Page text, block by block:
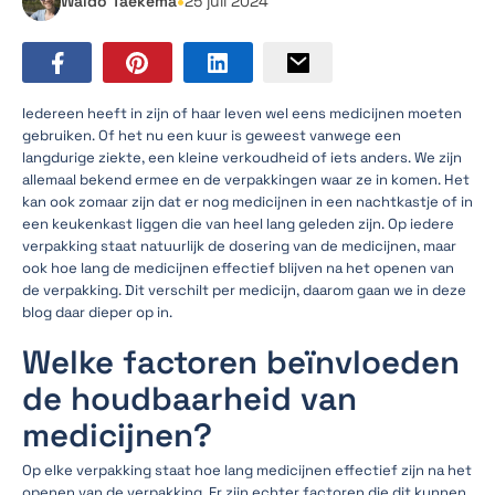
Iedereen heeft in zijn of haar leven wel eens medicijnen moeten
gebruiken. Of het nu een kuur is geweest vanwege een
langdurige ziekte, een kleine verkoudheid of iets anders. We zijn
allemaal bekend ermee en de verpakkingen waar ze in komen. Het
kan ook zomaar zijn dat er nog medicijnen in een nachtkastje of in
een keukenkast liggen die van heel lang geleden zijn. Op iedere
verpakking staat natuurlijk de dosering van de medicijnen, maar
ook hoe lang de medicijnen effectief blijven na het openen van
de verpakking. Dit verschilt per medicijn, daarom gaan we in deze
blog daar dieper op in.
Welke factoren beïnvloeden
de houdbaarheid van
medicijnen?
Op elke verpakking staat hoe lang medicijnen effectief zijn na het